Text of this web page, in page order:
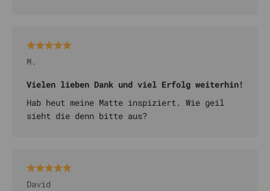
M.
Vielen lieben Dank und viel Erfolg weiterhin!
Hab heut meine Matte inspiziert. Wie geil
sieht die denn bitte aus?
David